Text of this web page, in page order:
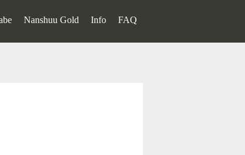
Nanshuu Gold Info FAQ